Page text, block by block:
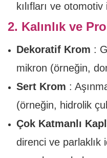
kılıfları ve
2. Kalınlık ve
Dekoratif Krom :
mikron (örneğin,
Sert Krom :
(örneğin, hidrolik
Çok Katmanlı
direnci ve parlaklık